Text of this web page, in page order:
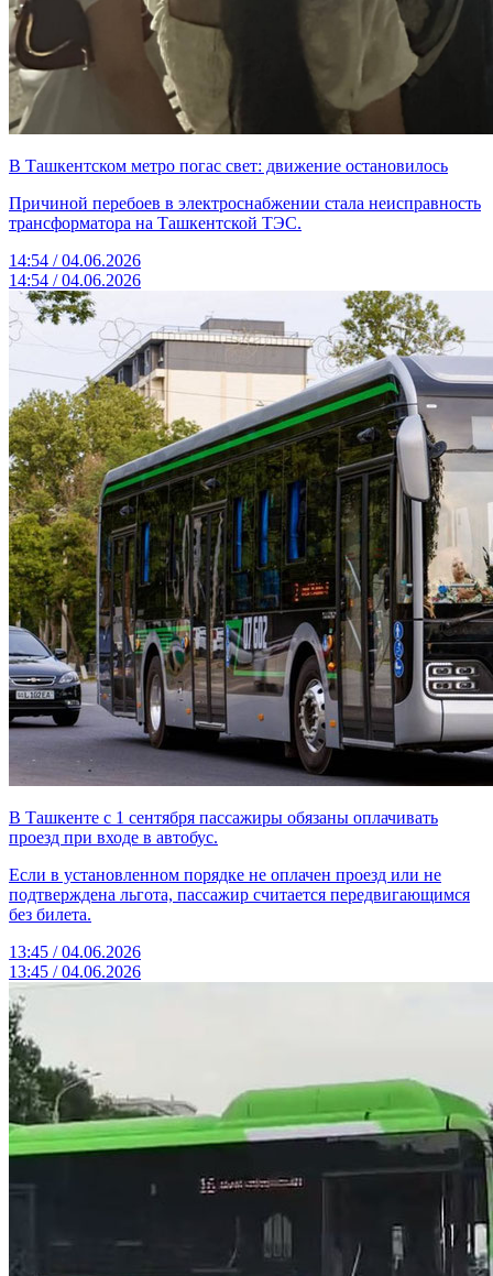
В Ташкентском метро погас свет: движение остановилось
Причиной перебоев в электроснабжении стала неисправность
трансформатора на Ташкентской ТЭС.
14:54 / 04.06.2026
14:54 / 04.06.2026
В Ташкенте с 1 сентября пассажиры обязаны оплачивать
проезд при входе в автобус.
Если в установленном порядке не оплачен проезд или не
подтверждена льгота, пассажир считается передвигающимся
без билета.
13:45 / 04.06.2026
13:45 / 04.06.2026